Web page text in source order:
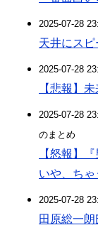
2025-07-28
天井にス
2025-07-28
【悲報】
2025-07-28
のまとめ
【怒報】
いや、ちゃ
2025-07-28
田原総一